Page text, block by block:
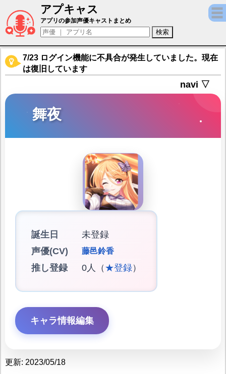
アプキャス
舞夜（声優：藤邑鈴香)【DeepOne 虚無と夢
アプリの参加声優キャストまとめ
7/23 ログイン機能に不具合が発生していました。現在
は復旧しています
navi ▽
舞夜
誕生日
未登録
声優(CV)
藤邑鈴香
推し登録 0人（ ★登録）
キャラ情報編集
更新: 2023/05/18